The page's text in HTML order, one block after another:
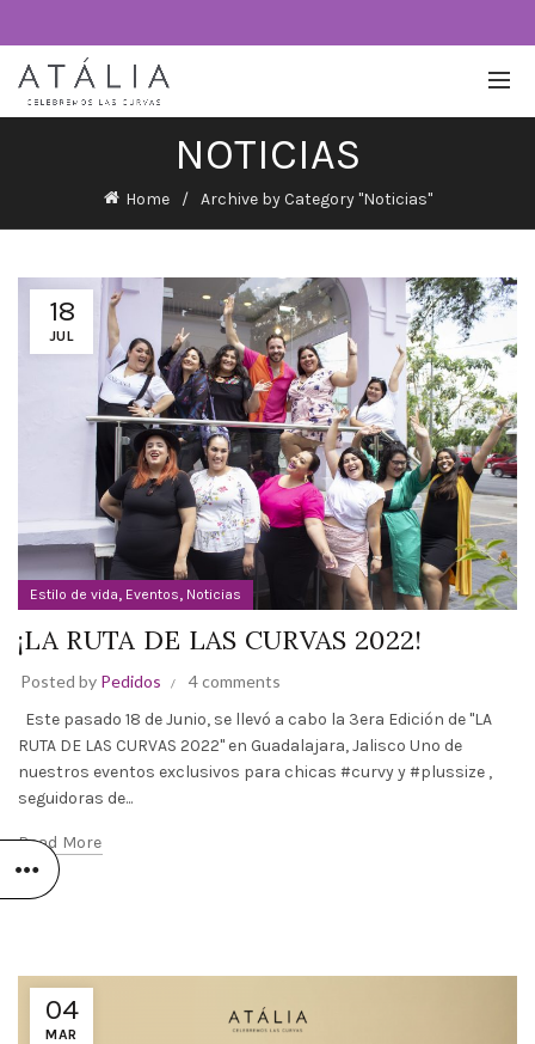
NOTICIAS
Home Archive by Category "Noticias"
18
JUL
Estilo de vida, Eventos, Noticias
¡LA RUTA DE LAS CURVAS 2022!
Posted by Pedidos
4 comments
Este pasado 18 de Junio, se llevó a cabo la 3era Edición de "LA
RUTA DE LAS CURVAS 2022" en Guadalajara, Jalisco Uno de
nuestros eventos exclusivos para chicas #curvy y #plussize ,
seguidoras de...
Read More
04
MAR